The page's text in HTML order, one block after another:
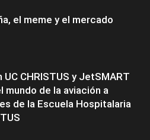
el meme y el mercado
UC CHRISTUS y JetSMART
mundo de la aviación a
de la Escuela Hospitalaria